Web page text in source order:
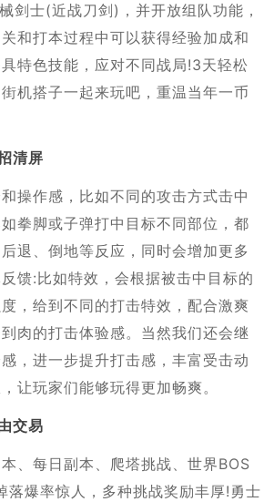
剑士(近战刀剑)，并开放组队功能，
和打本过程中可以获得经验加成和
特色技能，应对不同战局!3天轻松
机搭子一起来玩吧，重温当年一币
清屏
操作感，比如不同的攻击方式击中
拳脚或子弹打中目标不同部位，都
退、倒地等反应，同时会增加更多
馈:比如特效，会根据被击中目标的
，给到不同的打击特效，配合激爽
肉的打击体验感。当然我们还会继
，进一步提升打击感，丰富受击动
让玩家们能够玩得更加畅爽。
交易
、每日副本、爬塔挑战、世界BOS
落爆率惊人，多种挑战奖励丰厚!勇士